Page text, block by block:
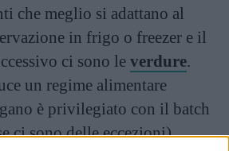
che meglio si adattano al
in frigo o freezer e il
ci sono le verdure.
un regime alimentare
è privilegiato con il batch
ci sono delle eccezioni).